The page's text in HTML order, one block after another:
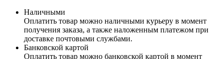
Наличными
Оплатить товар можно наличными курьеру в момент
получения заказа, а также наложенным платежом при
доставке почтовыми службами.
Банковской картой
Оплатить товар можно банковской картой в момент